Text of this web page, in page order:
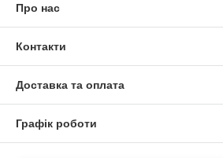
Про нас
Контакти
Доставка та оплата
Графік роботи